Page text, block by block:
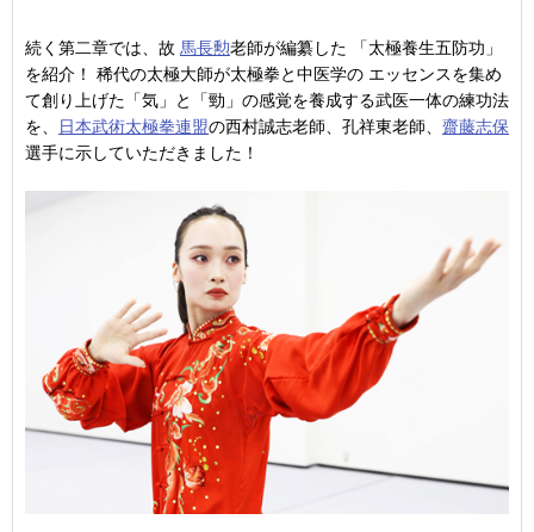
続く第二章では、故 馬長勲老師が編纂した 「太極養生五防功」
を紹介！ 稀代の太極大師が太極拳と中医学の エッセンスを集め
て創り上げた「気」と「勁」の感覚を養成する武医一体の練功法
を、 日本武術太極拳連盟の西村誠志老師、孔祥東老師、 齋藤志保
選手に示していただきました！